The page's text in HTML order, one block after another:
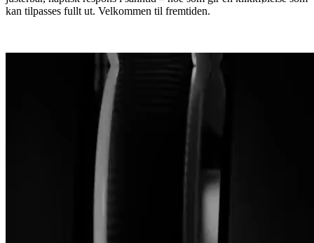
kan tilpasses fullt ut. Velkommen til fremtiden.